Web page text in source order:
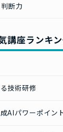
断力
講座ランキ
技術研修
AIパワーポイン